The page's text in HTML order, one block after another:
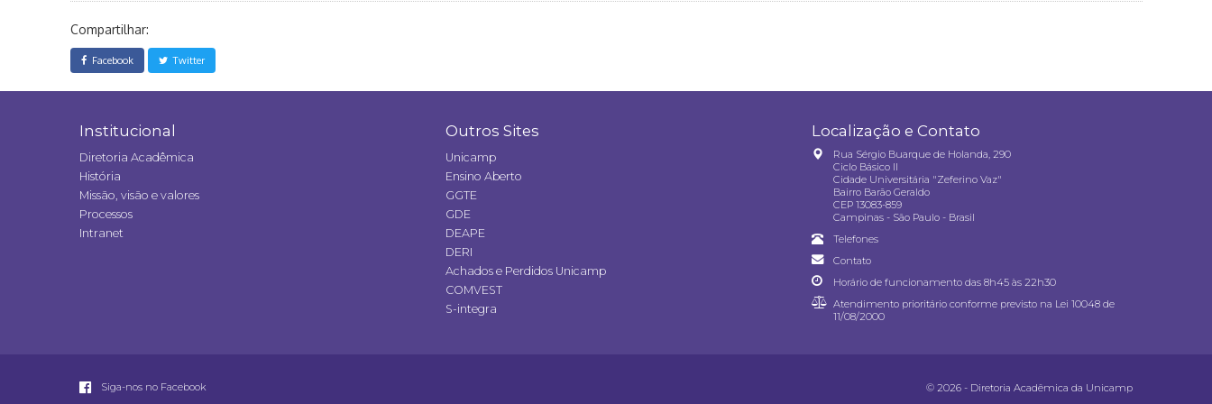
Compartilhar:
Facebook Twitter
Institucional
Diretoria Acadêmica
História
Missão, visão e valores
Processos
Intranet
Outros Sites
Unicamp
Ensino Aberto
GGTE
GDE
DEAPE
DERI
Achados e Perdidos Unicamp
COMVEST
S-integra
Localização e Contato
Rua Sérgio Buarque de Holanda, 290
Ciclo Básico II
Cidade Universitária "Zeferino Vaz"
Bairro Barão Geraldo
CEP 13083-859
Campinas - São Paulo - Brasil
Telefones
Contato
Horário de funcionamento das 8h45 às 22h30
Atendimento prioritário conforme previsto na Lei 10048 de
11/08/2000
Siga-nos no Facebook © 2026 - Diretoria Acadêmica da Unicamp